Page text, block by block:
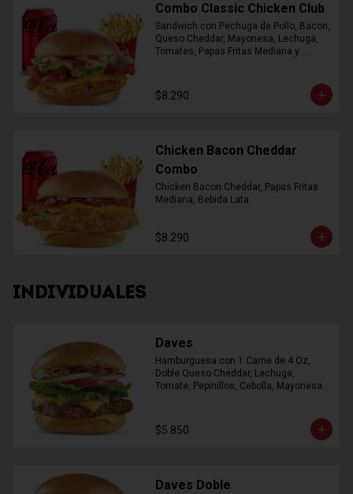
Combo Classic Chicken Club
Sandwich con Pechuga de Pollo, Bacon,
Queso Cheddar, Mayonesa, Lechuga,
Tomates, Papas Fritas Mediana y
$8.290
Chicken Bacon Cheddar
Combo
Chicken Bacon Cheddar, Papas Fritas
Mediana, Bebida Lata
$8.290
INDIVIDUALES
Daves
Hamburguesa con 1 Carne de 4 Oz,
Doble Queso Cheddar, Lechuga,
Tomate, Pepinillos, Cebolla, Mayonesa,
$5.850
Daves Doble